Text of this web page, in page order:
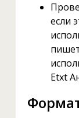
если
Etxt